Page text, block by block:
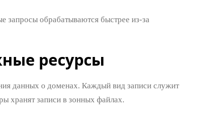
запросы обрабатываются быстрее из-за
ресурсы
данных о доменах. Каждый вид записи служит
хранят записи в зонных файлах.